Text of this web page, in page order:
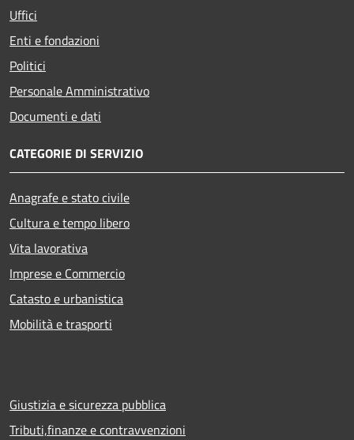
Uffici
Enti e fondazioni
Politici
Personale Amministrativo
Documenti e dati
CATEGORIE DI SERVIZIO
Anagrafe e stato civile
Cultura e tempo libero
Vita lavorativa
Imprese e Commercio
Catasto e urbanistica
Mobilità e trasporti
Giustizia e sicurezza pubblica
Tributi,finanze e contravvenzioni